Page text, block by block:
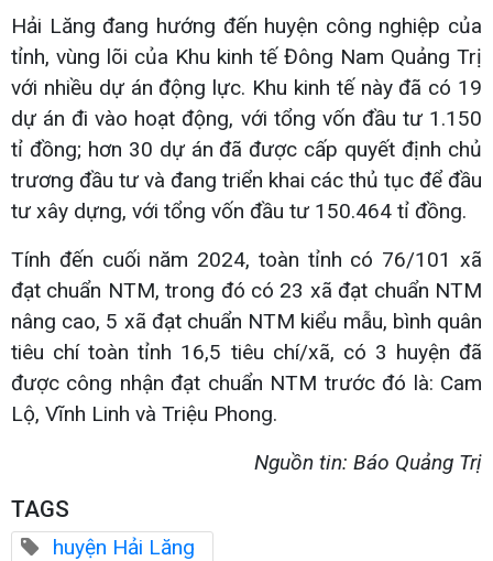
Hải Lăng đang hướng đến huyện công nghiệp của
tỉnh, vùng lõi của Khu kinh tế Đông Nam Quảng Trị
với nhiều dự án động lực. Khu kinh tế này đã có 19
dự án đi vào hoạt động, với tổng vốn đầu tư 1.150
tỉ đồng; hơn 30 dự án đã được cấp quyết định chủ
trương đầu tư và đang triển khai các thủ tục để đầu
tư xây dựng, với tổng vốn đầu tư 150.464 tỉ đồng.
Tính đến cuối năm 2024, toàn tỉnh có 76/101 xã
đạt chuẩn NTM, trong đó có 23 xã đạt chuẩn NTM
nâng cao, 5 xã đạt chuẩn NTM kiểu mẫu, bình quân
tiêu chí toàn tỉnh 16,5 tiêu chí/xã, có 3 huyện đã
được công nhận đạt chuẩn NTM trước đó là: Cam
Lộ, Vĩnh Linh và Triệu Phong.
Nguồn tin: Báo Quảng Trị
TAGS
huyện Hải Lăng